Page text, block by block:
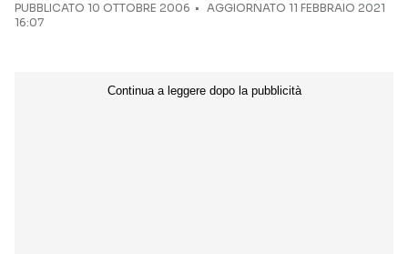
PUBBLICATO 10 OTTOBRE 2006
AGGIORNATO 11 FEBBRAIO 2021
16:07